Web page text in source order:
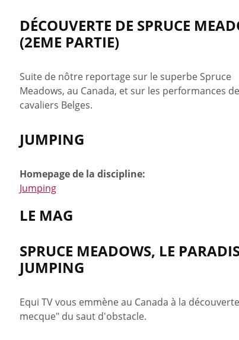
DÉCOUVERTE DE SPRUCE
(2EME PARTIE)
Suite de nôtre reportage sur le superbe Spruce
Meadows, au Canada, et sur les performances
cavaliers Belges.
JUMPING
Homepage de la discipline:
Jumping
LE MAG
SPRUCE MEADOWS, LE
JUMPING
Equi TV vous emmène au Canada à la
mecque" du saut d'obstacle.